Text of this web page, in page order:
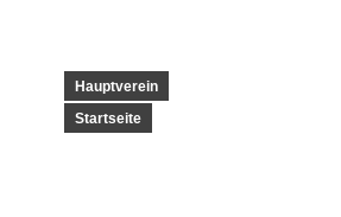
Hauptverein
Startseite